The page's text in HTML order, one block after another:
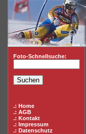
Foto-Schnellsuche:
.: Home
.: AGB
.: Kontakt
.: Impressum
.: Datenschutz